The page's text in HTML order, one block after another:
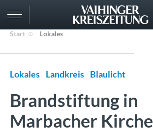
Start Lokales
Lokales Landkreis Blaulicht
Brandstiftung in
Marbacher Kirche